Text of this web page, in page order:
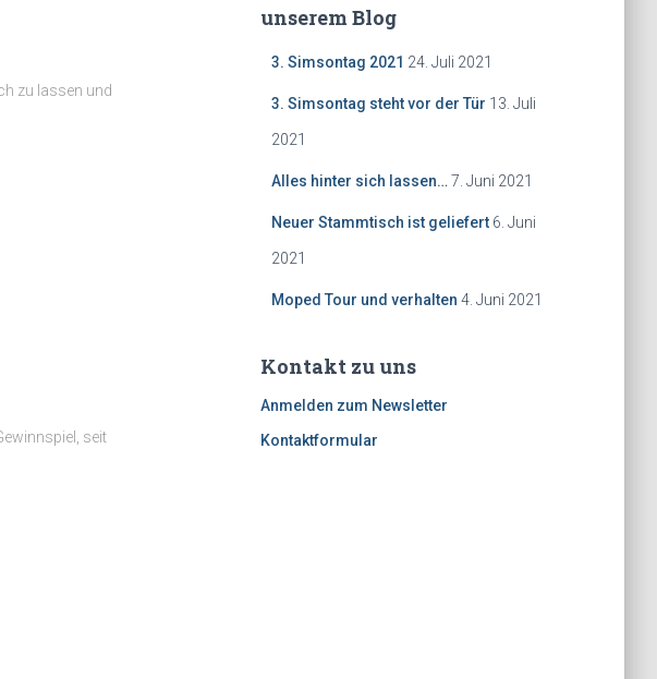
zu lassen und
seit
unserem Blog
3. Simsontag 2021 24. Juli 2021
3. Simsontag steht vor der Tür 13. Juli
2021
Alles hinter sich lassen… 7. Juni 2021
Neuer Stammtisch ist geliefert 6. Juni
2021
Moped Tour und verhalten 4. Juni 2021
Kontakt zu uns
Anmelden zum Newsletter
Kontaktformular